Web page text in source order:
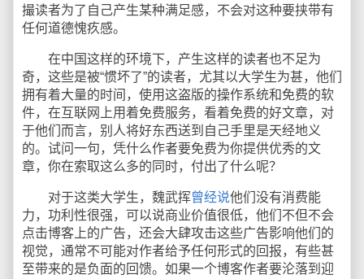
撮读者为了自己产生某种满足感，不会对这种要挟带有
任何道德愧疚感。
在中国这样的环境下，产生这样的读者也不足为
奇，这些是被“惯坏了”的读者，尤其以大学生为甚，他们
拥有着大量的时间，使用这盗版的操作系统和免费的软
件，在互联网上用着免费服务，看着免费的好文章，对
于他们而言，别人将好东西送到自己手里是天经地义
的。试问一句，凭什么作者要免费为你提供优秀的文
章，你在索取这么多的同时，付出了什么呢？
对于这类大学生，魏武挥曾经说他们没有消费能
力，功利性很强，可以说商业价值很低，他们不但不会
点击博客上的广告，还会大肆攻击这些广告影响他们的
视觉，通常不可能对作者给予任何形式的回报，有些甚
至带来的是负面的回馈。如果一个博客作者要沦落到迎